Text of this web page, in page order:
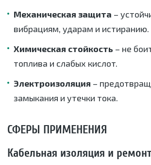
Механическая защита –
вибрациям, ударам и истиранию.
Химическая стойкость – не
топлива и слабых кислот.
Электроизоляция –
замыкания и утечки тока.
СФЕРЫ ПРИМЕНЕНИЯ
Кабельная изоляция и ремонт